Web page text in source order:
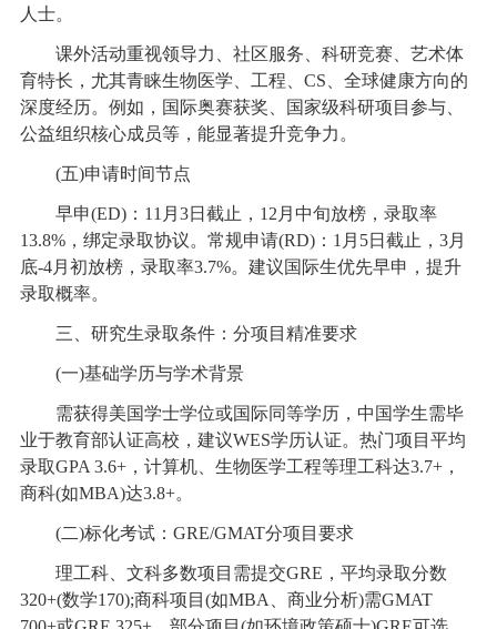
人士。
课外活动重视领导力、社区服务、科研竞赛、艺术体
育特长，尤其青睐生物医学、工程、CS、全球健康方向的
深度经历。例如，国际奥赛获奖、国家级科研项目参与、
公益组织核心成员等，能显著提升竞争力。
(五)申请时间节点
早申(ED)：11月3日截止，12月中旬放榜，录取率
13.8%，绑定录取协议。常规申请(RD)：1月5日截止，3月
底-4月初放榜，录取率3.7%。建议国际生优先早申，提升
录取概率。
三、研究生录取条件：分项目精准要求
(一)基础学历与学术背景
需获得美国学士学位或国际同等学历，中国学生需毕
业于教育部认证高校，建议WES学历认证。热门项目平均
录取GPA 3.6+，计算机、生物医学工程等理工科达3.7+，
商科(如MBA)达3.8+。
(二)标化考试：GRE/GMAT分项目要求
理工科、文科多数项目需提交GRE，平均录取分数
320+(数学170);商科项目(如MBA、商业分析)需GMAT